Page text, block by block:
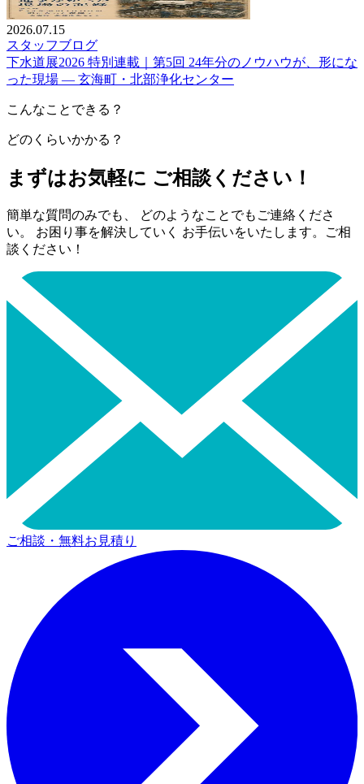
2026.07.15
スタッフブログ
下水道展2026 特別連載｜第5回 24年分のノウハウが、形にな
った現場 — 玄海町・北部浄化センター
こんなことできる？
どのくらいかかる？
まずはお気軽に ご相談ください！
簡単な質問のみでも、 どのようなことでもご連絡くださ
い。 お困り事を解決していく お手伝いをいたします。ご相
談ください！
ご相談・無料お見積り